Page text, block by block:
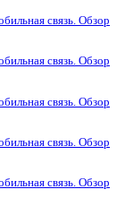
связь. Обзор
связь. Обзор
связь. Обзор
связь. Обзор
связь. Обзор